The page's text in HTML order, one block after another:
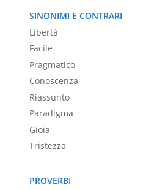
SINONIMI E CONTRARI
Libertà
Facile
Pragmatico
Conoscenza
Riassunto
Paradigma
Gioia
Tristezza
PROVERBI